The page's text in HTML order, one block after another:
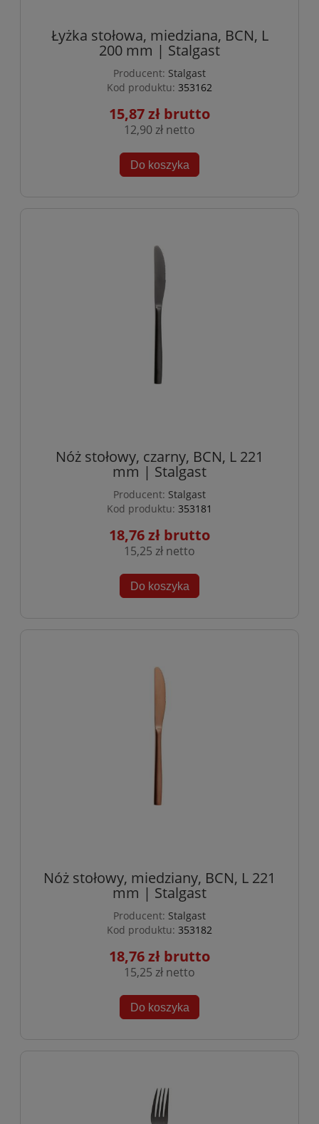
Łyżka stołowa, miedziana, BCN, L
200 mm | Stalgast
Producent: Stalgast
Kod produktu: 353162
15,87 zł
12,90 zł
Do koszyka
Nóż stołowy, czarny, BCN, L 221
mm | Stalgast
Producent: Stalgast
Kod produktu: 353181
18,76 zł
15,25 zł
Do koszyka
Nóż stołowy, miedziany, BCN, L 221
mm | Stalgast
Producent: Stalgast
Kod produktu: 353182
18,76 zł
15,25 zł
Do koszyka